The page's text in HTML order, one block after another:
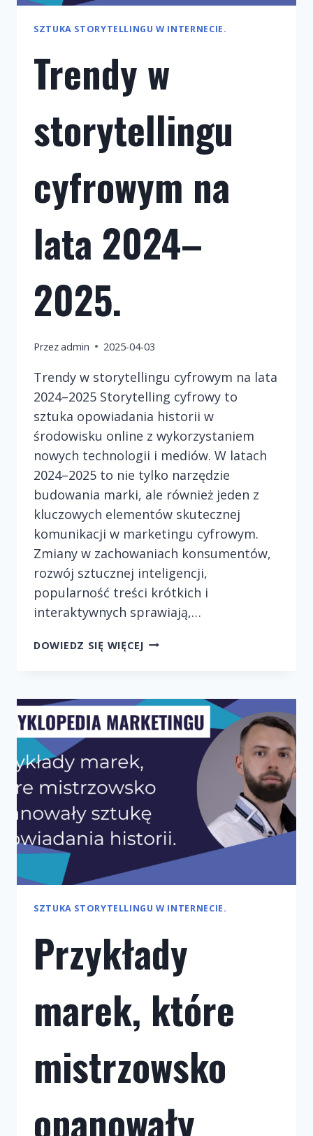
SZTUKA STORYTELLINGU W INTERNECIE.
Trendy w
storytellingu
cyfrowym na
lata 2024–
2025.
Przezadmin 2025-04-03
Trendy w storytellingu cyfrowym na lata
2024–2025 Storytelling cyfrowy to
sztuka opowiadania historii w
środowisku online z wykorzystaniem
nowych technologii i mediów. W latach
2024–2025 to nie tylko narzędzie
budowania marki, ale również jeden z
kluczowych elementów skutecznej
komunikacji w marketingu cyfrowym.
Zmiany w zachowaniach konsumentów,
rozwój sztucznej inteligencji,
popularność treści krótkich i
interaktywnych sprawiają,…
DOWIEDZ SIĘ WIĘCEJTRENDY
NA
LATA
2024–
SZTUKA STORYTELLINGU W INTERNECIE.
Przykłady
marek, które
mistrzowsko
opanowały